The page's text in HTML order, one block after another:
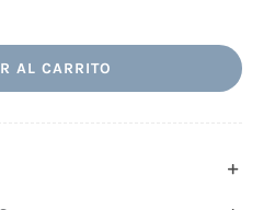
AL CARRITO